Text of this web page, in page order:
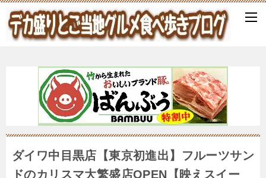
ダイワ中目黒店【東京初進出】フルーツサン
ドのカリスマ大繁盛店OPEN【映えスイー